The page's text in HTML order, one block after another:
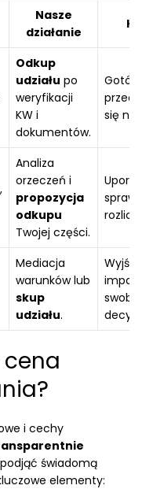
Nasze
działanie
Odkup
udziału po
weryfikacji
KW i
dokumentów.
się
Analiza
orzeczeń i
propozycja
odkupu
Twojej części.
spraw i
Mediacja
warunków lub
skup
udziału.
Wyjście
impasu i
swoboda
decyzji.
cena
i cechy
świadomą
elementy: